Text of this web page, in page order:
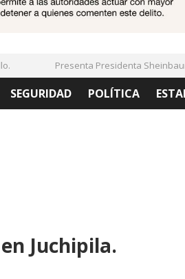
Presenta Presidenta
SEGURIDAD POLÍTICA
Juchipila.